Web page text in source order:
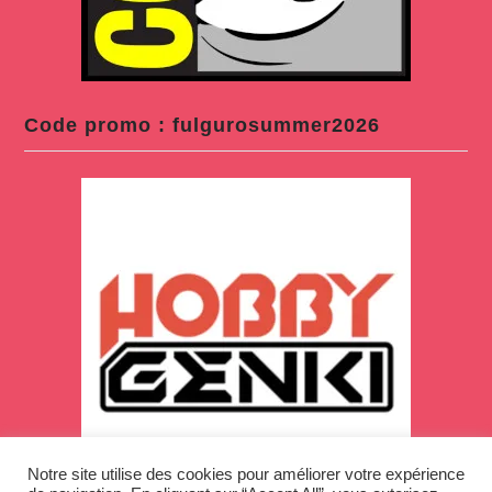
Code promo : fulgurosummer2026
Notre site utilise des cookies pour améliorer votre expérience